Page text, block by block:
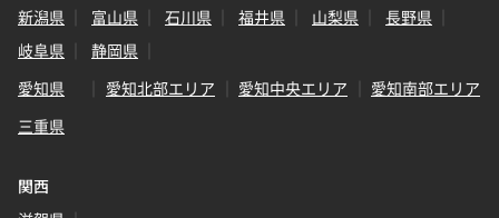
新潟県
富山県 石川県 福井県 山梨県
長野県
岐阜県
静岡県
愛知県
愛知北部エリア 愛知中央エリア
愛知南部エリア
三重県
関西